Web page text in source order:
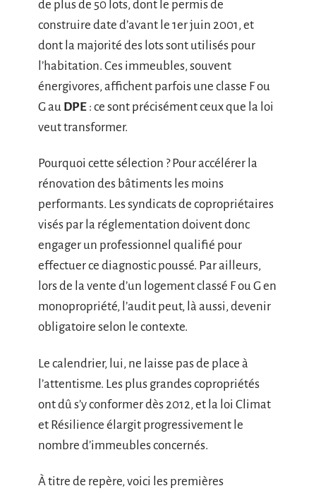
de plus de 50 lots, dont le permis de
construire date d’avant le 1er juin 2001, et
dont la majorité des lots sont utilisés pour
l’habitation. Ces immeubles, souvent
énergivores, affichent parfois une classe F ou
G au DPE : ce sont précisément ceux que la loi
veut transformer.
Pourquoi cette sélection ? Pour accélérer la
rénovation des bâtiments les moins
performants. Les syndicats de copropriétaires
visés par la réglementation doivent donc
engager un professionnel qualifié pour
effectuer ce diagnostic poussé. Par ailleurs,
lors de la vente d’un logement classé F ou G en
monopropriété, l’audit peut, là aussi, devenir
obligatoire selon le contexte.
Le calendrier, lui, ne laisse pas de place à
l’attentisme. Les plus grandes copropriétés
ont dû s’y conformer dès 2012, et la loi Climat
et Résilience élargit progressivement le
nombre d’immeubles concernés.
À titre de repère, voici les premières